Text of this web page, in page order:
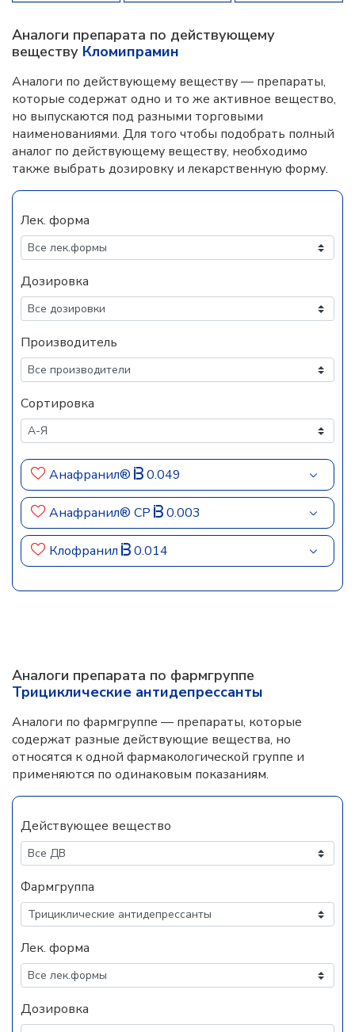
Аналоги препарата по действующему
веществу Кломипрамин
Аналоги по действующему веществу — препараты,
которые содержат одно и то же активное вещество,
но выпускаются под разными торговыми
наименованиями. Для того чтобы подобрать полный
аналог по действующему веществу, необходимо
также выбрать дозировку и лекарственную форму.
Лек. форма
Дозировка
Производитель
Сортировка
Анафранил® 0.049
Анафранил® СР 0.003
Клофранил 0.014
Аналоги препарата по фармгруппе
Трициклические антидепрессанты
Аналоги по фармгруппе — препараты, которые
содержат разные действующие вещества, но
относятся к одной фармакологической группе и
применяются по одинаковым показаниям.
Действующее вещество
Фармгруппа
Лек. форма
Дозировка